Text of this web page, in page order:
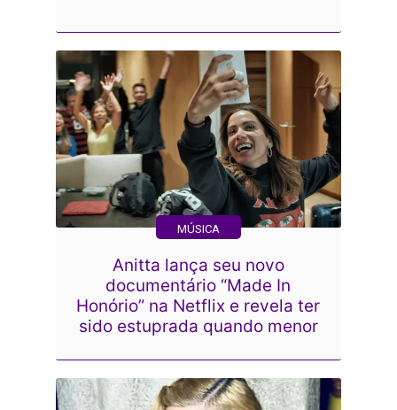
MÚSICA
Anitta lança seu novo
documentário “Made In
Honório” na Netflix e revela ter
sido estuprada quando menor